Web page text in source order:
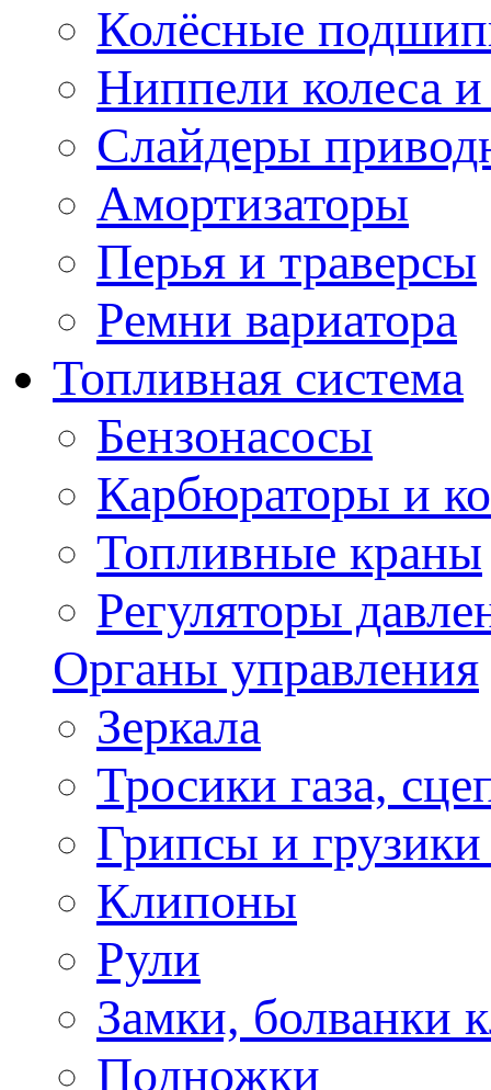
Колёсные
Ниппели колеса
Слайдеры
Амортизаторы
Перья и траверсы
Ремни вариатора
Топливная система
Бензонасосы
Карбюраторы и
Топливные краны
Регуляторы
Органы управления
Зеркала
Тросики газа,
Грипсы и грузики
Клипоны
Рули
Замки, болванки
Подножки